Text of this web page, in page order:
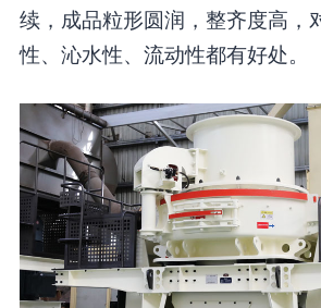
续，成品粒形圆润，整齐度高，
性、沁水性、流动性都有好处。